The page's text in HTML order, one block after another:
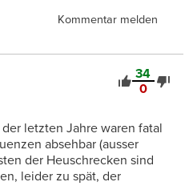
Kommentar melden
34
0
letzten Jahre waren fatal
absehbar (ausser
der Heuschrecken sind
leider zu spät, der